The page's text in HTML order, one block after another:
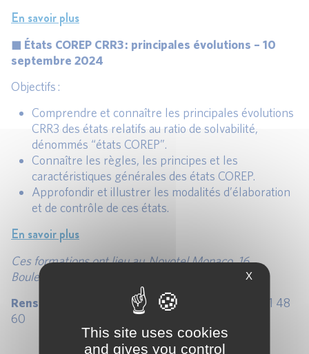
En savoir plus
◼ États COREP CRR3 : principales évolutions – 10
septembre 2024
Objectifs :
Comprendre et connaître les principales évolutions
CRR3 des états relatifs au ratio de solvabilité,
dénommés “états COREP”.
Connaître les règles, les principes et les
caractéristiques générales des états COREP.
Approfondir et illustrer les modalités d’élaboration
et de contrôle de ces états.
En savoir plus
Ces formations ont lieu au Novotel Monaco, 16
Boulevard Princesse Charlotte – 98000 MONACO
Renseignements
: contact@afges.com ou 01 70 61 48
60
X
This site uses cookies
and gives you control